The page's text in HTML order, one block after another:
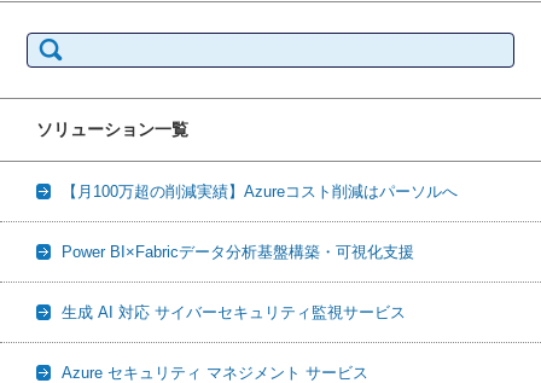
索:
ソリューション一覧
【月100万超の削減実績】Azureコスト削減はパーソルへ
Power BI×Fabricデータ分析基盤構築・可視化支援
生成 AI 対応 サイバーセキュリティ監視サービス
Azure セキュリティ マネジメント サービス